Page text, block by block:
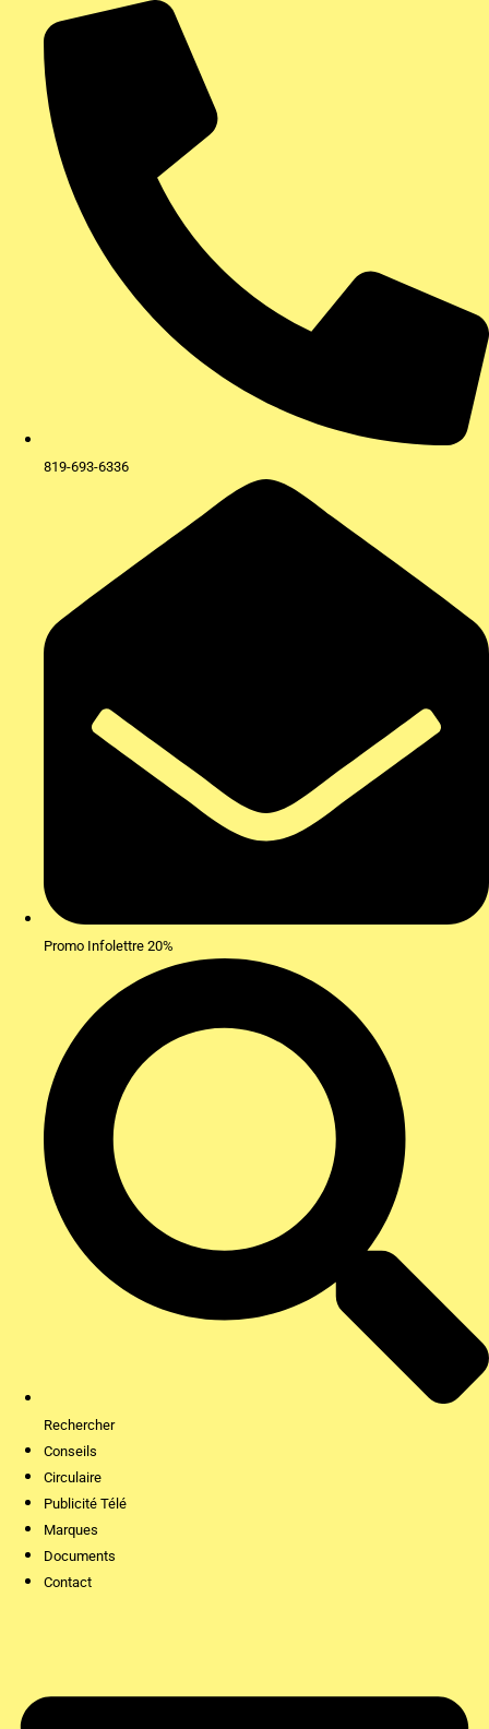
contenu
819-693-6336
Promo Infolettre 20%
Rechercher
Conseils
Circulaire
Publicité Télé
Marques
Documents
Contact